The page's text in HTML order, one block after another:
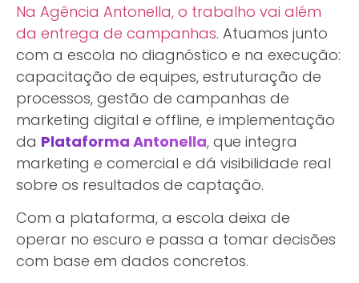
Na Agência Antonella, o trabalho vai além
da entrega de campanhas. Atuamos junto
com a escola no diagnóstico e na execução:
capacitação de equipes, estruturação de
processos, gestão de campanhas de
marketing digital e offline, e implementação
da Plataforma Antonella, que integra
marketing e comercial e dá visibilidade real
sobre os resultados de captação.
Com a plataforma, a escola deixa de
operar no escuro e passa a tomar decisões
com base em dados concretos.